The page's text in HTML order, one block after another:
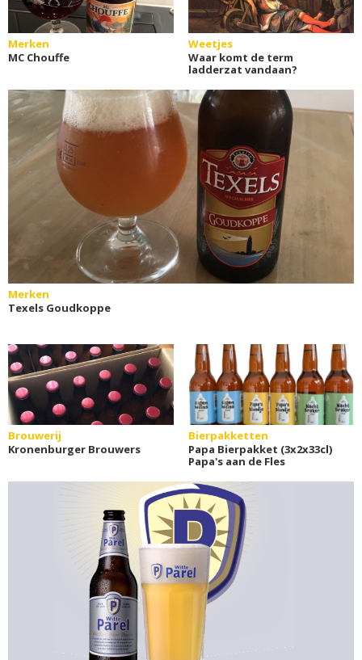
Merken
MC Chouffe
Weetjes
Waar komt de term
ladderzat vandaan?
Merken
Texels Goudkoppe
Brouwerij
Kronenburger Brouwers
Bierpakketten
Papa Bierpakket (3x2x33cl)
Papa's aan de Fles